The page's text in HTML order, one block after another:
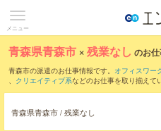
メニュー
青森県青森市 ×残業なし のお
青森市の派遣のお仕事情報です。 オフィスワー
、 クリエイティブ系などのお仕事を取り揃えて
青森県青森市 / 残業なし